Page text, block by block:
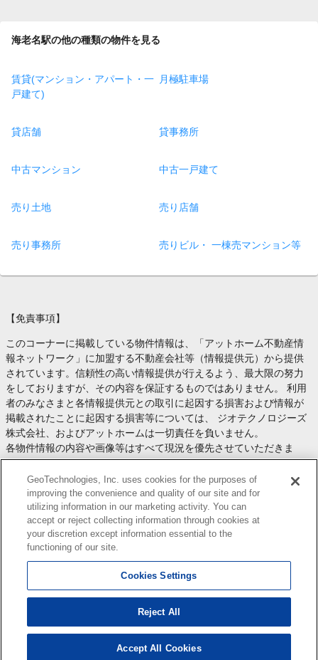
海老名駅の他の種類の物件を見る
賃貸(マンション・アパート・一
戸建て)
月極駐車場
貸店舗 貸事務所
中古マンション 中古一戸建て
売り土地 売り店舗
売り事務所 売りビル・ 一棟売マンション等
【免責事項】
このコーナーに掲載している物件情報は、「アットホーム不動産情
報ネットワーク」に加盟する不動産会社等（情報提供元）から提供
されています。信頼性の高い情報提供が行えるよう、最大限の努力
をしておりますが、その内容を保証するものではありません。 利用
者のみなさまと各情報提供元との取引に起因する損害および情報が
掲載されたことに起因する損害等については、 ジオテクノロジーズ
株式会社、およびアットホームは一切責任を負いません。
各物件情報の内容や画像等はすべて現況を優先させていただきま
す。
お取引等（お取引の準備、資金調達等を含みます）の際には、内容
や契約条件等について、 各情報提供元より十分な説明を受け、ご自
身でご確認の上、判断してください。
このコーナーへの物件情報のご掲載、その他不動産業務ソリューシ
ョン等についての不動産会社様のお問合せはこちら
します。
Copyright(c) At Home Co.,Ltd. このサイトに掲載している情報の無断転載を禁止します。著作権
はアットホーム（株）またはその情報提供者に帰属します。
本ページはプロモーションが含まれています。
検索結果を見る
GeoTechnologies, Inc. uses cookies for the purposes of
improving the convenience and quality of our site and for
utilizing information in our marketing activity. You can
accept or reject collecting information through cookies at
your discretion except information essential to the
functioning of our site.
Cookies Settings
Reject All
Accept All Cookies